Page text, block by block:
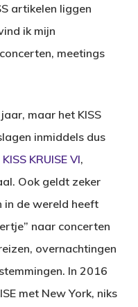
artikelen liggen
ik mijn
meetings
maar het KISS
inmiddels dus
KISS KRUISE VI,
Ook geldt zeker
in de wereld heeft
naar concerten
overnachtingen
In 2016
met New York, niks